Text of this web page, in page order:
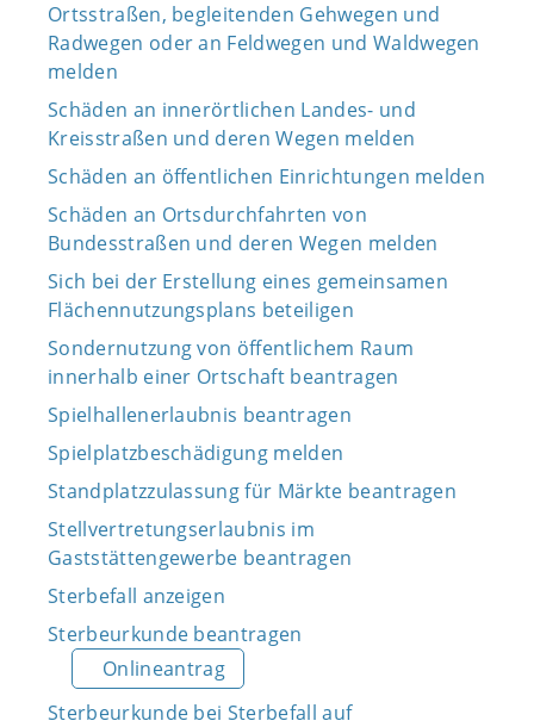
Ortsstraßen, begleitenden Gehwegen und
Radwegen oder an Feldwegen und Waldwegen
melden
Schäden an innerörtlichen Landes- und
Kreisstraßen und deren Wegen melden
Schäden an öffentlichen Einrichtungen melden
Schäden an Ortsdurchfahrten von
Bundesstraßen und deren Wegen melden
Sich bei der Erstellung eines gemeinsamen
Flächennutzungsplans beteiligen
Sondernutzung von öffentlichem Raum
innerhalb einer Ortschaft beantragen
Spielhallenerlaubnis beantragen
Spielplatzbeschädigung melden
Standplatzzulassung für Märkte beantragen
Stellvertretungserlaubnis im
Gaststättengewerbe beantragen
Sterbefall anzeigen
Sterbeurkunde beantragen
Onlineantrag
Sterbeurkunde bei Sterbefall auf